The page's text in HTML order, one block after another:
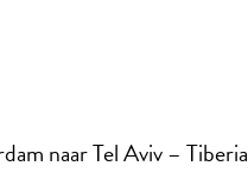
naar Tel Aviv –